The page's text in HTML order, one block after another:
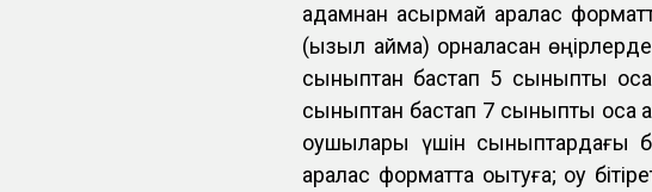
адамнан асырмай аралас
(қызыл аймақ) орналасқан
сыныптан бастап 5 сыныпты қоса
сыныптан бастап 7 сыныпты
оқушылары үшін сыныптардағы
аралас форматта оқытуға; оқу